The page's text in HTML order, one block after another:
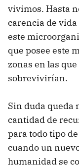
vivimos. Hasta
carencia de
este
que posee este
zonas en las
sobrevivirían.
Sin duda queda
cantidad de
para todo tipo
cuando un
humanidad se